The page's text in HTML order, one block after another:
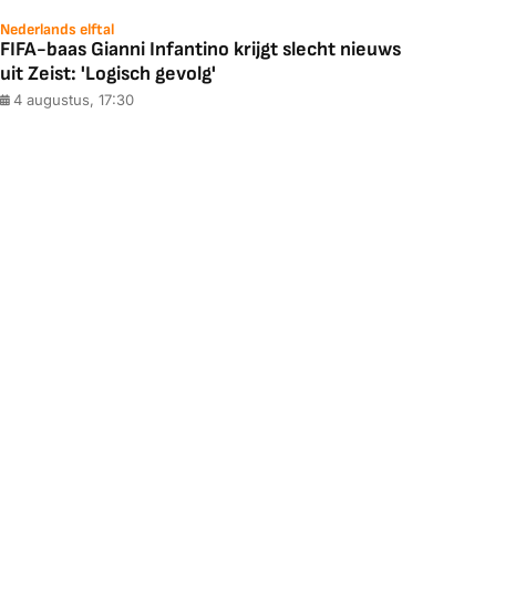
Nederlands elftal
FIFA-baas Gianni Infantino krijgt slecht nieuws
uit Zeist: 'Logisch gevolg'
4 augustus, 17:30